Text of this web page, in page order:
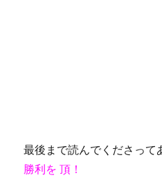
最後まで読んでくださって
勝利を 頂！